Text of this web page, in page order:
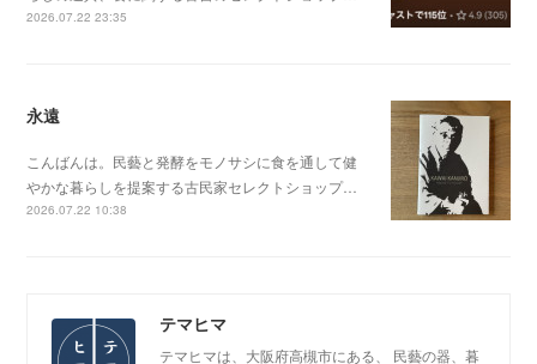
2026.07.22 23:35
永遠
こんばんは。民藝と発酵をモノサシに食を通して健
やかな暮らしを提案する古民家セレクトショップ…
2026.07.22 10:38
テマヒマ
テマヒマは、大阪府高槻市にある、 民藝の器、暮